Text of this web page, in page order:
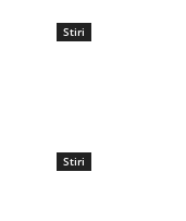
Stiri
Stiri